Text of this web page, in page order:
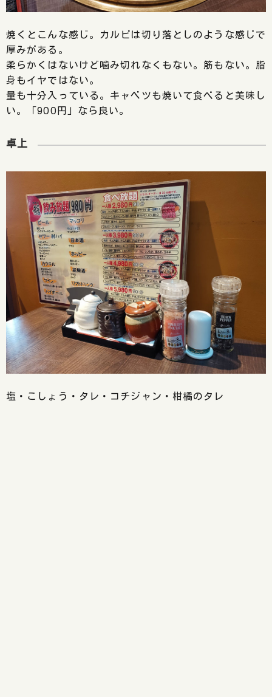
焼くとこんな感じ。カルビは切り落としのような感じで
厚みがある。
柔らかくはないけど噛み切れなくもない。筋もない。脂
身もイヤではない。
量も十分入っている。キャベツも焼いて食べると美味し
い。「900円」なら良い。
卓上
塩・こしょう・タレ・コチジャン・柑橘のタレ